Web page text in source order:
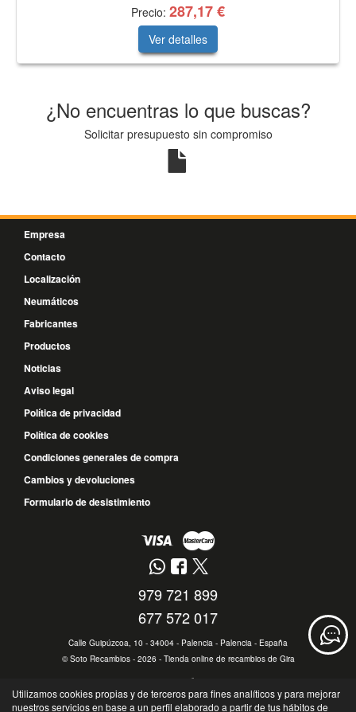
Precio: 287,17 €
Ver detalles
¿No encuentras lo que buscas?
Solicitar presupuesto sin compromiso
Empresa
Contacto
Localización
Neumáticos
Fabricantes
Productos
Noticias
Aviso legal
Política de privacidad
Política de cookies
Condiciones generales de compra
Cambios y devoluciones
Formulario de desistimiento
979 721 899
677 572 017
Calle Guipúzcoa, 10 - 34004 - Palencia - Palencia - España
©Soto Recambios- 2026 - Tienda online de recambios de Gira
Utilizamos cookies propias y de terceros para fines analíticos y para mejorar
nuestros servicios en base a un perfil elaborado a partir de tus hábitos de